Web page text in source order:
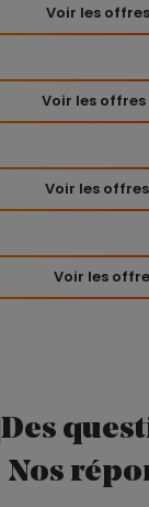
Voir les
Voir les
Voir les
Voir les
Des
Nos